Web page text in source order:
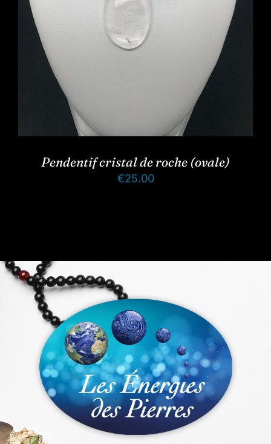
Pendentif cristal de roche (ovale)
€25.00